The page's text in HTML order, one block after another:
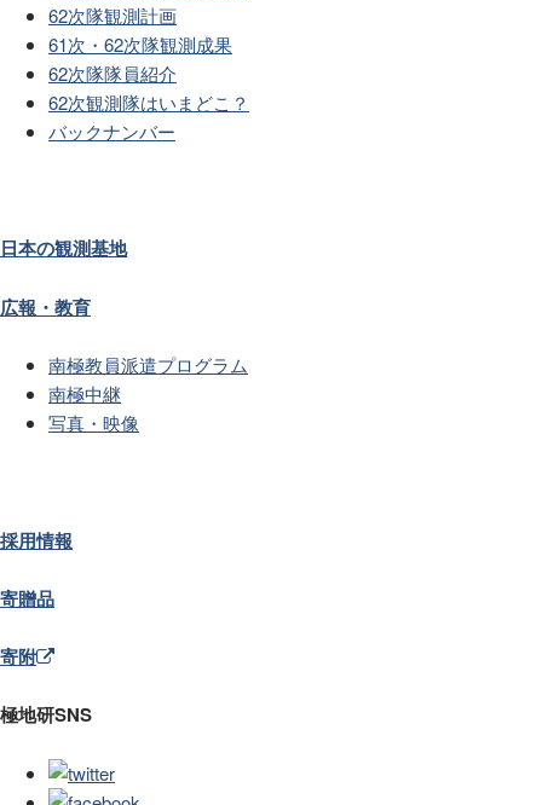
62次隊観測計画
61次・62次隊観測成果
62次隊隊員紹介
62次観測隊はいまどこ？
バックナンバー
日本の観測基地
広報・教育
南極教員派遣プログラム
南極中継
写真・映像
採用情報
寄贈品
寄附
極地研SNS